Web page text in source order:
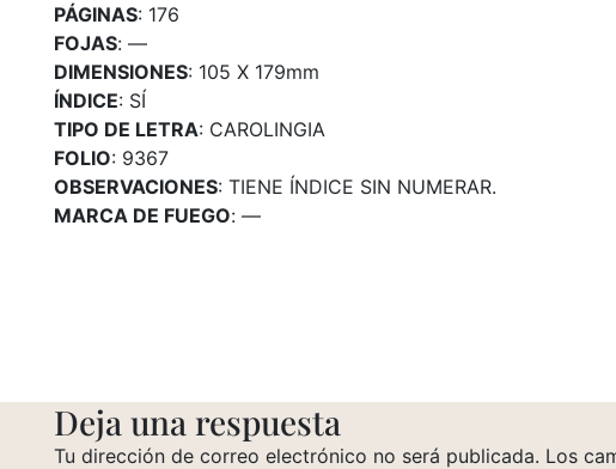
PÁGINAS: 176
FOJAS: —
DIMENSIONES: 105 X 179mm
ÍNDICE: SÍ
TIPO DE LETRA: CAROLINGIA
FOLIO: 9367
OBSERVACIONES: TIENE ÍNDICE SIN NUMERAR.
MARCA DE FUEGO: —
Deja una respuesta
Tu dirección de correo electrónico no será publicada. Los